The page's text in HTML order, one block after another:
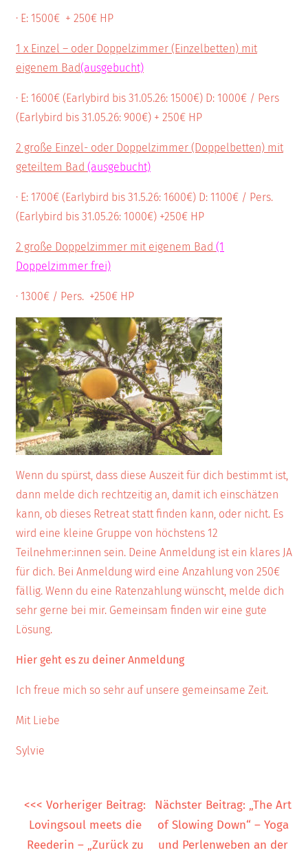
· E: 1500€ + 250€ HP
1 x Einzel – oder Doppelzimmer (Einzelbetten) mit
eigenem Bad(ausgebucht)
· E: 1600€ (Earlybird bis 31.05.26: 1500€) D: 1000€ / Pers
(Earlybird bis 31.05.26: 900€) + 250€ HP
2 große Einzel- oder Doppelzimmer (Doppelbetten) mit
geteiltem Bad (ausgebucht)
· E: 1700€ (Earlybird bis 31.5.26: 1600€) D: 1100€ / Pers.
(Earlybird bis 31.05.26: 1000€) +250€ HP
2 große Doppelzimmer mit eigenem Bad (1
Doppelzimmer frei)
· 1300€ / Pers. +250€ HP
Wenn du spürst, dass diese Auszeit für dich bestimmt ist,
dann melde dich rechtzeitig an, damit ich einschätzen
kann, ob dieses Retreat statt finden kann, oder nicht. Es
wird eine kleine Gruppe von höchstens 12
Teilnehmer:innen sein. Deine Anmeldung ist ein klares JA
für dich. Bei Anmeldung wird eine Anzahlung von 250€
fällig. Wenn du eine Ratenzahlung wünscht, melde dich
sehr gerne bei mir. Gemeinsam finden wir eine gute
Lösung.
Hier geht es zu deiner Anmeldung
Ich freue mich so sehr auf unsere gemeinsame Zeit.
Mit Liebe
Sylvie
<<< Vorheriger Beitrag:
Lovingsoul meets die
Reederin – „Zurück zu
Nächster Beitrag: „The Art
of Slowing Down“ – Yoga
und Perlenweben an der